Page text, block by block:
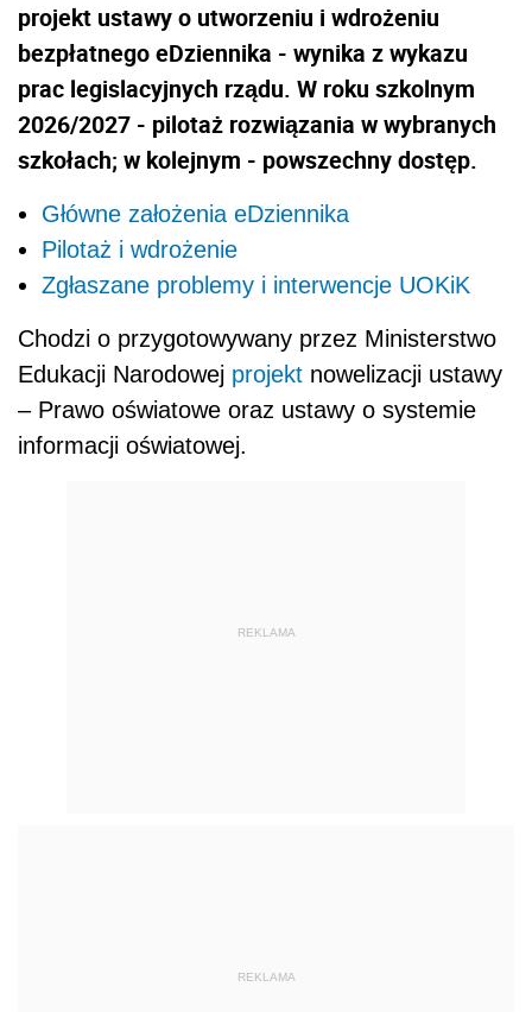
projekt ustawy o utworzeniu i wdrożeniu
bezpłatnego eDziennika - wynika z wykazu
prac legislacyjnych rządu. W roku szkolnym
2026/2027 - pilotaż rozwiązania w wybranych
szkołach; w kolejnym - powszechny dostęp.
Główne założenia eDziennika
Pilotaż i wdrożenie
Zgłaszane problemy i interwencje UOKiK
Chodzi o przygotowywany przez Ministerstwo
Edukacji Narodowej projekt nowelizacji ustawy
– Prawo oświatowe oraz ustawy o systemie
informacji oświatowej.
REKLAMA
REKLAMA